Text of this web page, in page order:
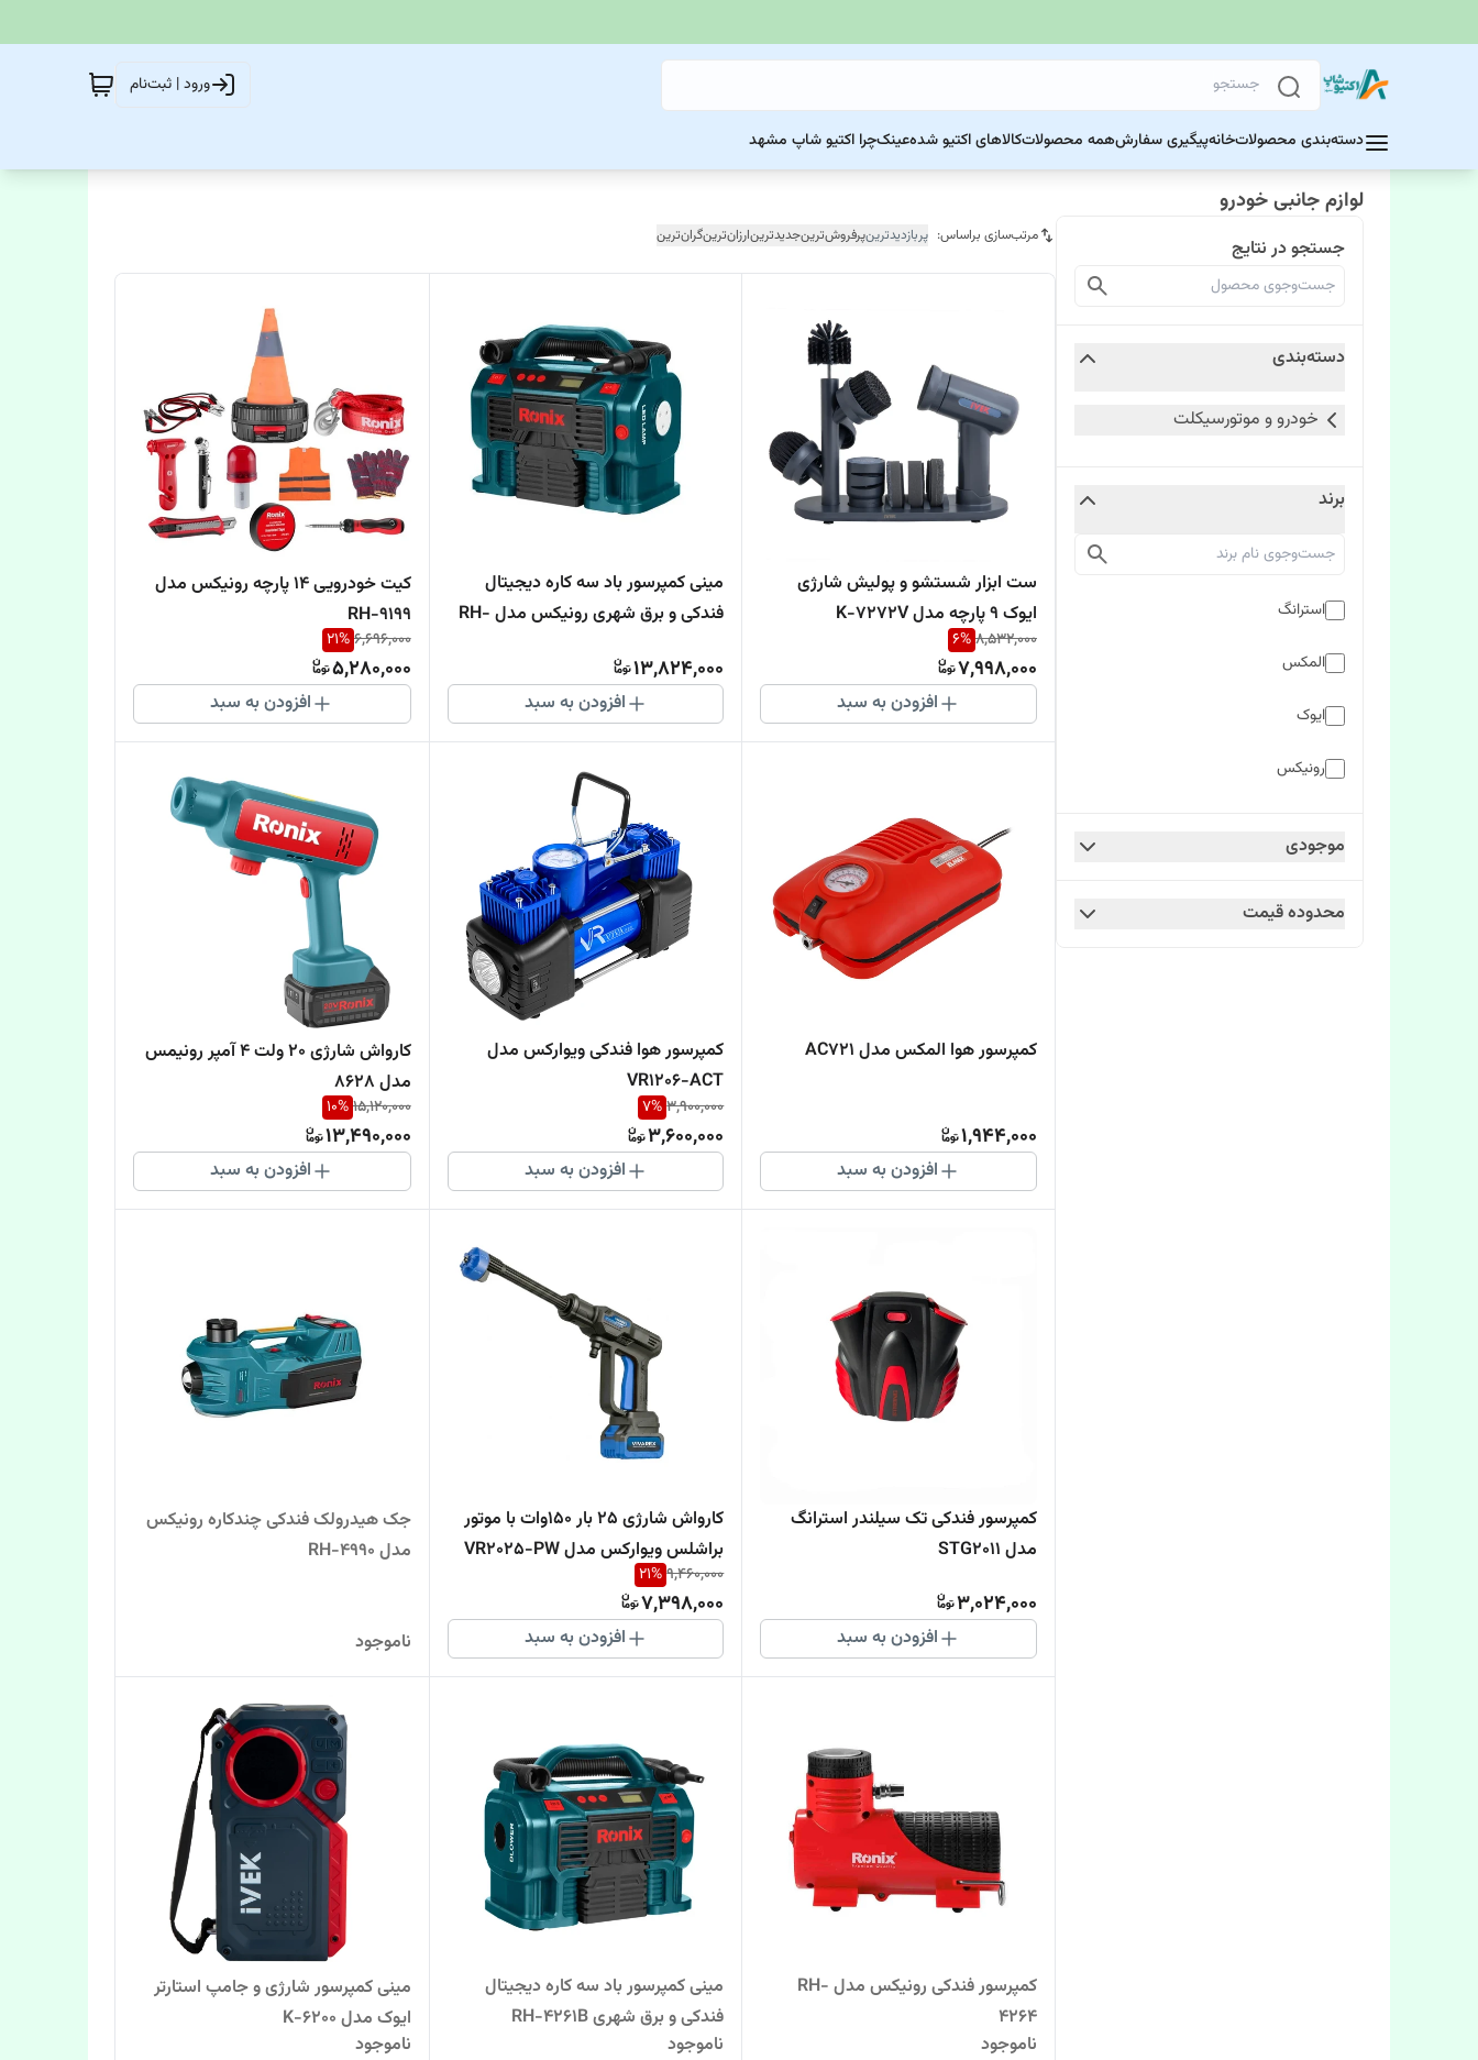
ورود | ثبت‌نام
دسته‌بندی محصولاتخانهپیگیری سفارشهمه محصولاتکالاهای اکتیو شدهعینکچرا اکتیو شاپ مشهد
لوازم جانبی خودرو
جستجو در نتایج
دسته‌بندی
خودرو و موتورسیکلت
برند
استرانگ
المکس
ایوک
رونیکس
موجودی
محدوده قیمت
مرتب‌سازی براساس: پربازدیدترینپرفروش‌ترینجدیدترینارزان‌ترینگران‌ترین
ست ابزار شستشو و پولیش شارژی
ایوک 9 پارچه مدل K-7272V
8,532,000
6%
7,998,000
افزودن به سبد
مینی کمپرسور باد سه کاره دیجیتال
فندکی و برق شهری رونیکس مدل RH-
13,824,000
افزودن به سبد
کیت خودرویی 14 پارچه رونیکس مدل
RH-9199
6,696,000
21%
5,280,000
افزودن به سبد
کمپرسور هوا المکس مدل AC721
1,944,000
افزودن به سبد
کمپرسور هوا فندکی ویوارکس مدل
VR1206-ACT
3,900,000
7%
3,600,000
افزودن به سبد
کارواش شارژی 20 ولت 4 آمپر رونیمس
مدل 8628
15,120,000
10%
13,490,000
افزودن به سبد
کمپرسور فندکی تک سیلندر استرانگ
مدل STG2011
3,024,000
افزودن به سبد
کارواش شارژی 25 بار 150وات با موتور
براشلس ویوارکس مدل VR2025-PW
new
9,460,000
21%
7,398,000
افزودن به سبد
جک هیدرولک فندکی چندکاره رونیکس
مدل RH-4990
ناموجود
کمپرسور فندکی رونیکس مدل RH-
4264
ناموجود
مینی کمپرسور باد سه کاره دیجیتال
فندکی و برق شهری RH-4261B
ناموجود
مینی کمپرسور شارژی و جامپ استارتر
ایوک مدل K-6200
ناموجود